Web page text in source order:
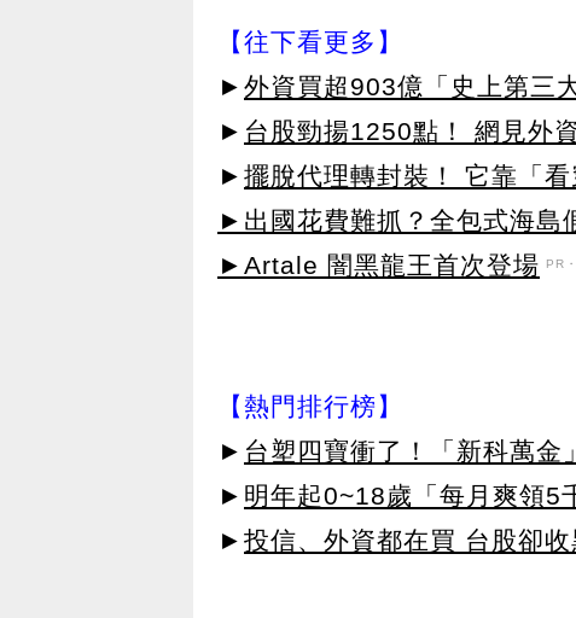
【往下看更多】
► 外資買超903億「史上第三
► 台股勁揚1250點！ 網見外
► 擺脫代理轉封裝！ 它靠「
►出國花費難抓？全包式海島
►Artale 闇黑龍王首次登場 PR
【熱門排行榜】
► 台塑四寶衝了！「新科萬
► 明年起0~18歲「每月爽領5
► 投信、外資都在買 台股卻